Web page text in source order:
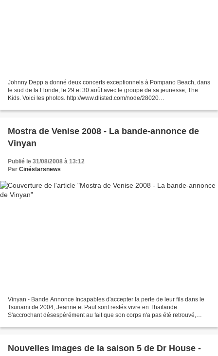
Johnny Depp a donné deux concerts exceptionnels à Pompano Beach, dans
le sud de la Floride, le 29 et 30 août avec le groupe de sa jeunesse, The
Kids. Voici les photos. http://www.dlisted.com/node/28020
Mostra de Venise 2008 - La bande-annonce de
Vinyan
Publié le 31/08/2008 à 13:12
Par Cinéstarsnews
Vinyan - Bande Annonce Incapables d'accepter la perte de leur fils dans le
Tsunami de 2004, Jeanne et Paul sont restés vivre en Thaïlande.
S'accrochant désespérément au fait que son corps n'a pas été retrouvé,
Nouvelles images de la saison 5 de Dr House -